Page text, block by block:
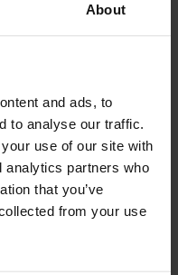
About
and ads, to
to analyse our traffic.
use of our site with
analytics partners who
that you’ve
from your use
Sie